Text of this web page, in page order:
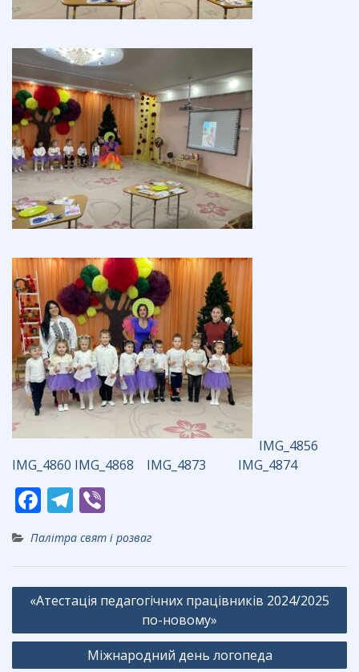
IMG_4856
IMG_4860 IMG_4868 IMG_4873 IMG_4874
F
ac
e
b
o
o
k
T
el
e
gr
a
m
b
er
Палітра свят і розваг
Навігація
«Атестація педагогічних працівників 2024/2025
по-новому»
Міжнародний день логопеда